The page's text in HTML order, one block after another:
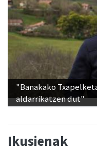
"Banakako
aldarrikatzen dut"